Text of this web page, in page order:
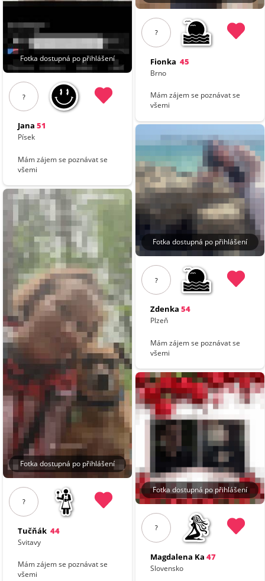
Fotka dostupná po přihlášení
?
Jana 51
Písek
Mám zájem se poznávat se
všemi
Fotka dostupná po přihlášení
?
Tučňák 44
Svitavy
Mám zájem se poznávat se
všemi
?
Fionka 45
Brno
Mám zájem se poznávat se
všemi
Fotka dostupná po přihlášení
?
Zdenka 54
Plzeň
Mám zájem se poznávat se
všemi
Fotka dostupná po přihlášení
?
Magdalena Ka 47
Slovensko